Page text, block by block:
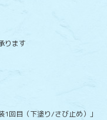
ります
回目（下塗り/さび止め）」